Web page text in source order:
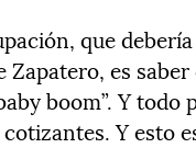
que
Zapatero, es
boom”. Y
Y esto